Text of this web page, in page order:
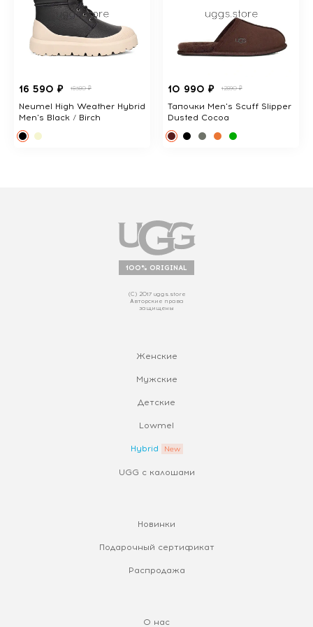
16 590 ₽ 18380 ₽
Neumel High Weather Hybrid
Men's Black / Birch
10 990 ₽ 12890 ₽
Тапочки Men's Scuff Slipper
Dusted Cocoa
100% ORIGINAL
(С) 2017 uggs.store
Авторские права
защищены
Женские
Мужские
Детские
Lowmel
Hybrid
UGG с калошами
Новинки
Подарочный сертификат
Распродажа
О нас